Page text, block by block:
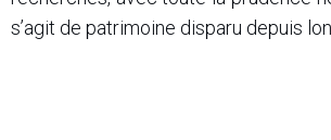
s’agit de patrimoine disparu depuis